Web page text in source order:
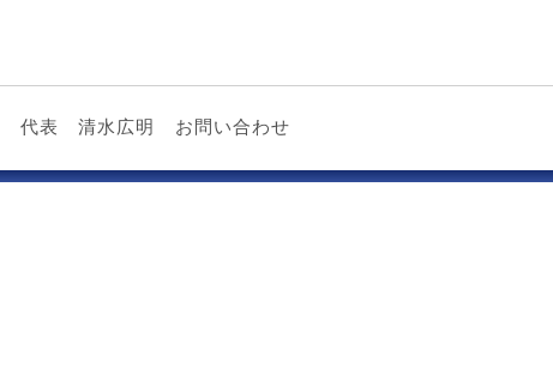
代表 清水広明 お問い合わせ